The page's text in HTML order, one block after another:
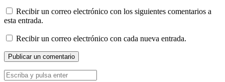
Recibir un correo electrónico con los siguientes comentarios a
esta entrada.
Recibir un correo electrónico con cada nueva entrada.